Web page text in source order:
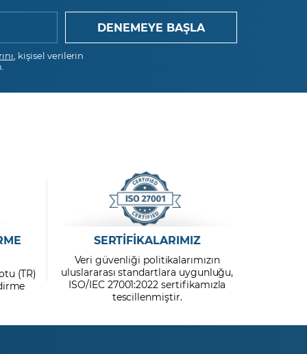
Groupon
JP Morgan Chase
Mastercard
, kişisel verilerin
(TR)
SERTİFİKALARIMIZ
Veri güvenliği politikalarımızın
uluslararası standartlara uygunluğu,
ISO/IEC 27001:2022 sertifikamızla
tescillenmiştir.